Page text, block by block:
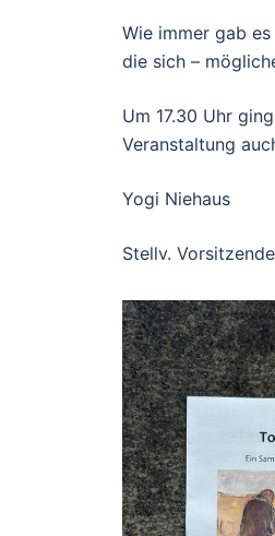
Wie immer gab es
die sich – mö
Um 17.30 Uhr
Veranstaltung
Yogi Niehaus
Stellv.